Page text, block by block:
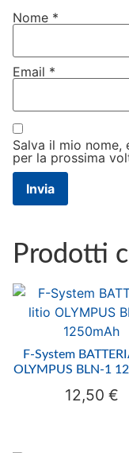
Nome *
Email *
Salva il mio
per la prossima
Prodotti
F-System
OLYMPUS BLN-1
12,50 €